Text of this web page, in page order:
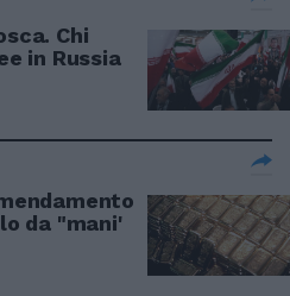
Chi
in Russia
da "mani'